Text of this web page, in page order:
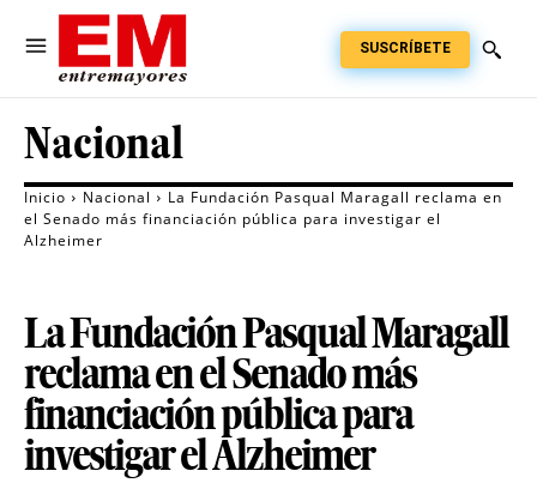
SUSCRÍBETE
Nacional
Inicio Nacional
La Fundación Pasqual Maragall reclama en
el Senado más financiación pública para investigar el
Alzheimer
La Fundación Pasqual Maragall
reclama en el Senado más
financiación pública para
investigar el Alzheimer